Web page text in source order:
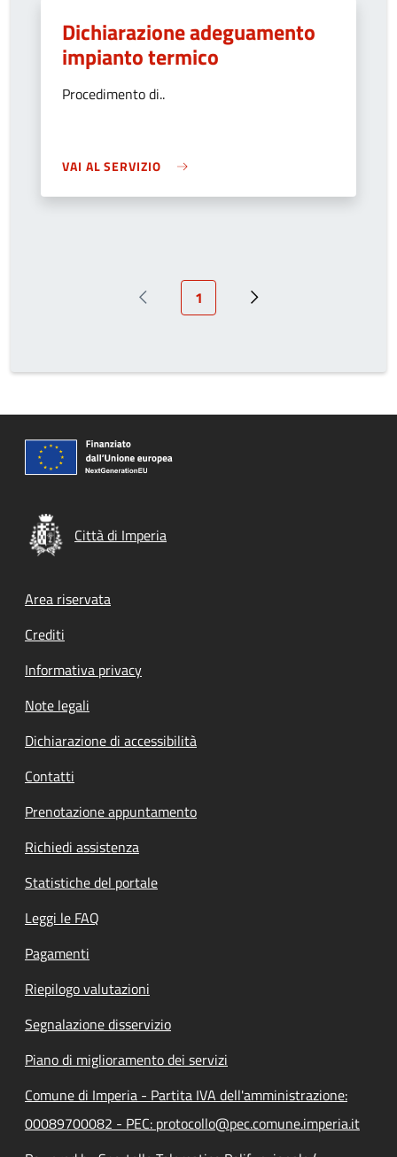
Dichiarazione adeguamento
impianto termico
Procedimento di..
VAI AL SERVIZIO
Pagina precedente
Pagina attuale
1 Prossima pagina
Città di Imperia
Footer menu
Area riservata
Crediti
Informativa privacy
Note legali
Dichiarazione di accessibilità
Contatti
Prenotazione appuntamento
Richiedi assistenza
Statistiche del portale
Leggi le FAQ
Pagamenti
Riepilogo valutazioni
Segnalazione disservizio
Piano di miglioramento dei servizi
Comune di Imperia - Partita IVA dell'amministrazione:
00089700082 - PEC: protocollo@pec.comune.imperia.it